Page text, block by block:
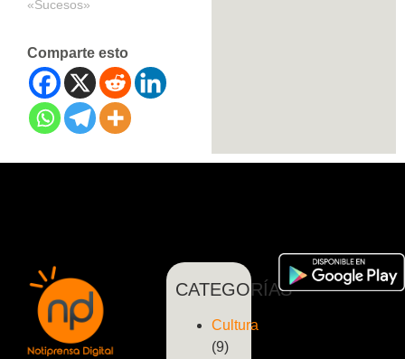
«Sucesos»
Comparte esto
CATEGORÍAS
Cultura
(9)